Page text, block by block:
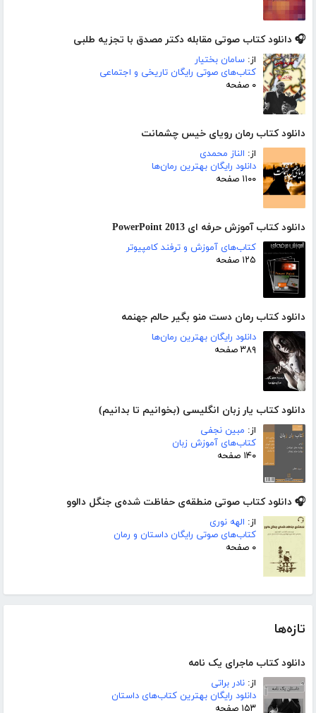
🎧 دانلود کتاب صوتی مقابله دکتر مصدق با تجزیه طلبی
از: سامان بختیار
کتاب‌های صوتی رایگان تاریخی و اجتماعی
۰ صفحه
دانلود کتاب رمان رویای خیس چشمانت
از: الناز محمدی
دانلود رایگان بهترین رمان‌ها
۱۱۰۰ صفحه
دانلود کتاب آموزش حرفه ای PowerPoint 2013
کتاب‌های آموزش و ترفند کامپیوتر
۱۲۵ صفحه
دانلود کتاب رمان دست منو بگیر حالم جهنمه
دانلود رایگان بهترین رمان‌ها
۳۸۹ صفحه
دانلود کتاب یار زبان انگلیسی (بخوانیم تا بدانیم)
از: مبین نجفی
کتاب‌های آموزش زبان
۱۴۰ صفحه
🎧 دانلود کتاب صوتی منطقه‌ی حفاظت شده‌ی جنگل دالوو
از: الهه نوری
کتاب‌های صوتی رایگان داستان و رمان
۰ صفحه
تازه‌ها
دانلود کتاب ماجرای یک نامه
از: نادر براتی
دانلود رایگان بهترین کتاب‌های داستان
۱۵۳ صفحه